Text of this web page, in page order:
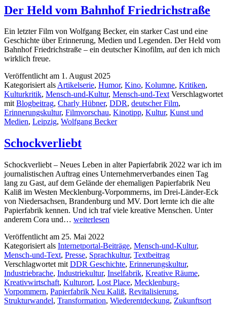
Der Held vom Bahnhof Friedrichstraße
Ein letzter Film von Wolfgang Becker, ein starker Cast und eine
Geschichte über Erinnerung, Medien und Legenden. Der Held vom
Bahnhof Friedrichstraße – ein deutscher Kinofilm, auf den ich mich
wirklich freue.
Veröffentlicht am 1. August 2025
Kategorisiert alsArtikelserie, Humor, Kino, Kolumne, Kritiken,
Kulturkritik, Mensch-und-Kultur, Mensch-und-Text Verschlagwortet
mitBlogbeitrag, Charly Hübner, DDR, deutscher Film,
Erinnerungskultur, Filmvorschau, Kinotipp, Kultur, Kunst und
Medien, Leipzig, Wolfgang Becker
Schockverliebt
Schockverliebt – Neues Leben in alter Papierfabrik 2022 war ich im
journalistischen Auftrag eines Unternehmerverbandes einen Tag
lang zu Gast, auf dem Gelände der ehemaligen Papierfabrik Neu
Kaliß im Westen Mecklenburg-Vorpommerns, im Drei-Länder-Eck
von Niedersachsen, Brandenburg und MV. Dort lernte ich die alte
Papierfabrik kennen. Und ich traf viele kreative Menschen. Unter
anderem Cora und… Schockverliebt
weiterlesen
Veröffentlicht am 25. Mai 2022
Kategorisiert als Internetportal-Beiträge, Mensch-und-Kultur,
Mensch-und-Text, Presse, Sprachkultur, Textbeitrag
Verschlagwortet mit DDR Geschichte, Erinnerungskultur,
Industriebrache, Industriekultur, Inselfabrik, Kreative Räume,
Kreativwirtschaft, Kulturort, Lost Place, Mecklenburg-
Vorpommern, Papierfabrik Neu Kaliß, Revitalisierung,
Strukturwandel, Transformation, Wiederentdeckung, Zukunftsort